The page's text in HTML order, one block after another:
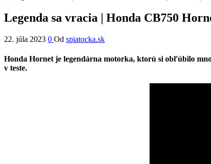
Legenda sa vracia | Honda CB750
22. júla 2023 0 Od spiatocka.sk
Honda Hornet je legendárna motorka, ktorú si obľúbilo
v teste.